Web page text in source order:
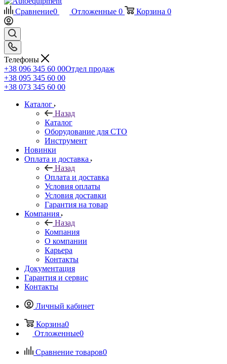
Сравнение0 Отложенные 0 Корзина 0
Телефоны
+38 096 345 60 00Отдел продаж
+38 095 345 60 00
+38 073 345 60 00
Каталог
Назад
Каталог
Оборудование для СТО
Инструмент
Новинки
Оплата и доставка
Назад
Оплата и доставка
Условия оплаты
Условия доставки
Гарантия на товар
Компания
Назад
Компания
О компании
Карьера
Контакты
Документация
Гарантия и сервис
Контакты
Личный кабинет
Корзина0
Отложенные0
Сравнение товаров0